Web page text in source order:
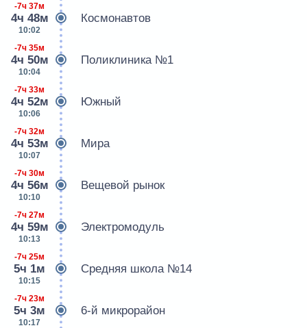
-7ч 37м
4ч 48м
10:02
Космонавтов
-7ч 35м
4ч 50м
10:04
Поликлиника №1
-7ч 33м
4ч 52м
10:06
Южный
-7ч 32м
4ч 53м
10:07
Мира
-7ч 30м
4ч 56м
10:10
Вещевой рынок
-7ч 27м
4ч 59м
10:13
Электромодуль
-7ч 25м
5ч 1м
10:15
Средняя школа №14
-7ч 23м
5ч 3м
10:17
6-й микрорайон